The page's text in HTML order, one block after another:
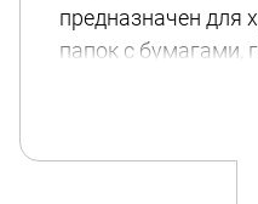
предназначен для
папок с бумагами,